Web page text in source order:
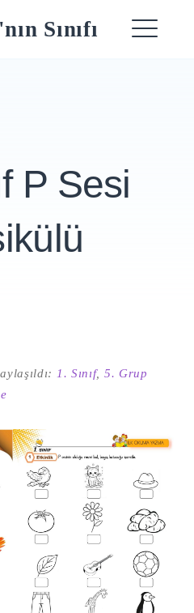
Sınıfı
P Sesi
1. Sınıf, 5. Grup